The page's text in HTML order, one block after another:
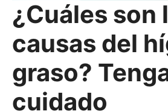
¿Cuáles son
causas del
graso?
cuidado